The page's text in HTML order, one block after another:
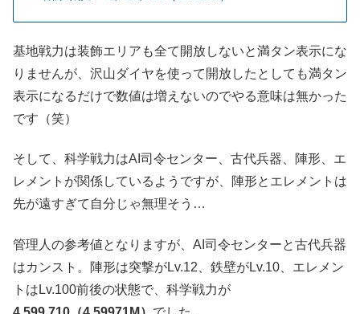
基地戦力は装飾エリアも全て開放しないと満タン表示にな
りませんが、沢山ダイヤを使って開放したとしても満タン
表示になるだけで数値は増えないのでやる意味は無かった
です（笑）
そして、科学戦力はAI司令センター、古代兵器、陣形、エ
レメントが関係しているようですが、陣形とエレメントは
先が遠すぎて自分じゃ無理そう…
管理人の参考値となりますが、AI司令センターと古代兵器
はカンスト。陣形は突撃がLv.12、鉄壁がLv.10、エレメン
トはLv.100前後の状態で、科学戦力が